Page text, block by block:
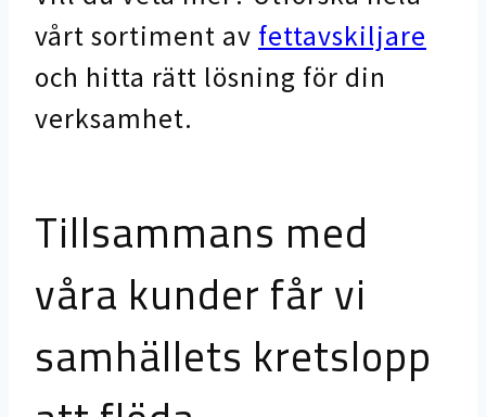
vårt sortiment av fettavskiljare
och hitta rätt lösning för din
verksamhet.
Tillsammans med
våra kunder får vi
samhällets kretslopp